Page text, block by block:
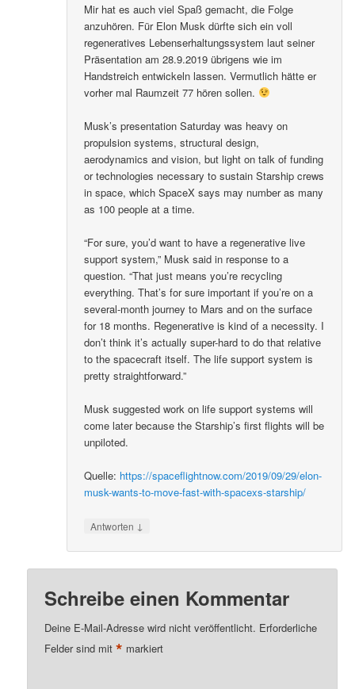
Mir hat es auch viel Spaß gemacht, die Folge
anzuhören. Für Elon Musk dürfte sich ein voll
regeneratives Lebenserhaltungssystem laut seiner
Präsentation am 28.9.2019 übrigens wie im
Handstreich entwickeln lassen. Vermutlich hätte er
vorher mal Raumzeit 77 hören sollen.
Musk’s presentation Saturday was heavy on
propulsion systems, structural design,
aerodynamics and vision, but light on talk of funding
or technologies necessary to sustain Starship crews
in space, which SpaceX says may number as many
as 100 people at a time.
“For sure, you’d want to have a regenerative live
support system,” Musk said in response to a
question. “That just means you’re recycling
everything. That’s for sure important if you’re on a
several-month journey to Mars and on the surface
for 18 months. Regenerative is kind of a necessity. I
don’t think it’s actually super-hard to do that relative
to the spacecraft itself. The life support system is
pretty straightforward.”
Musk suggested work on life support systems will
come later because the Starship’s first flights will be
unpiloted.
Quelle: https://spaceflightnow.com/2019/09/29/elon-
musk-wants-to-move-fast-with-spacexs-starship/
Antworten ↓
Schreibe einen Kommentar
Deine E-Mail-Adresse wird nicht veröffentlicht. Erforderliche
Felder sind mit* markiert